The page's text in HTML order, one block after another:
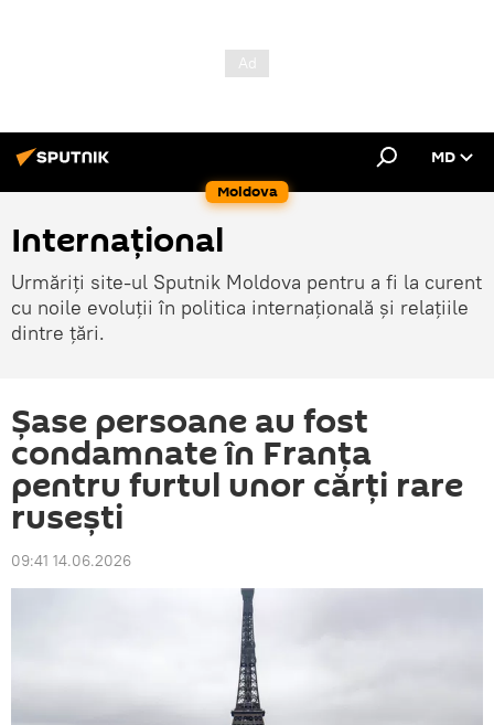
Moldova
MD
Internațional
Urmăriți site-ul Sputnik Moldova pentru a fi la curent
cu noile evoluții în politica internațională și relațiile
dintre țări.
Șase persoane au fost
condamnate în Franța
pentru furtul unor cărți rare
rusești
09:41 14.06.2026